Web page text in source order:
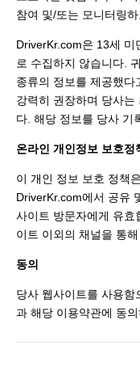
참여 및/또는 모니터링
DriverKr.com은 13세 미
로 수집하지 않습니다.
종류의 정보를 제공했
강력히 권장하며 당사는
다. 해당 정보를 당사 기
온라인 개인정보 보호정
이 개인 정보 보호 정책
DriverKr.com에서 공유
사이트 방문자에게 유
이트 이외의 채널을 통
동의
당사 웹사이트를 사용함
과 해당 이용약관에 동의